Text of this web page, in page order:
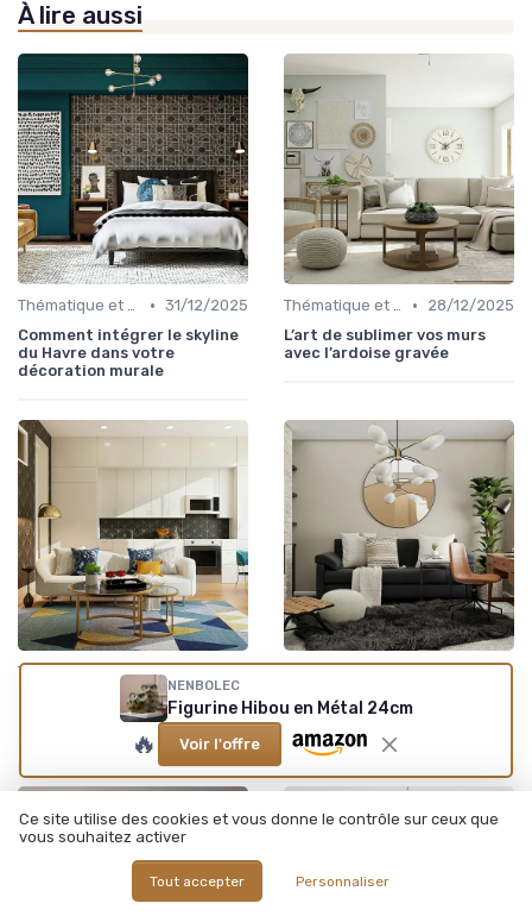
À lire aussi
Thématique et Artistique • 31/12/2025
Comment intégrer le skyline
du Havre dans votre
décoration murale
Thématique et Artistique •
28/12/2025
L’art de sublimer vos murs
avec l’ardoise gravée
Thématique et Artistique • 27/12/2025
Créer une ambiance festive
avec une déco fête foraine
•
25/12/2025
Comment sublimer vos murs
avec des plaques
métalliques vintage
NENBOLEC
Figurine Hibou en Métal 24cm
🔥 Voir l'offre
Ce site utilise des cookies et vous donne le contrôle sur ceux que
vous souhaitez activer
Tout accepter Personnaliser